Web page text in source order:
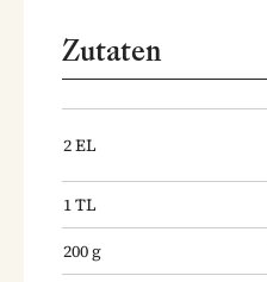
Zutaten
2EL
1TL
200g